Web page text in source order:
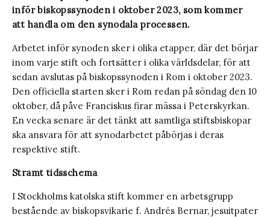
inför biskopssynoden i oktober 2023, som kommer
att handla om den synodala processen.
Arbetet inför synoden sker i olika etapper, där det börjar
inom varje stift och fortsätter i olika världsdelar, för att
sedan avslutas på biskopssynoden i Rom i oktober 2023.
Den officiella starten sker i Rom redan på söndag den 10
oktober, då påve Franciskus firar mässa i Peterskyrkan.
En vecka senare är det tänkt att samtliga stiftsbiskopar
ska ansvara för att synodarbetet påbörjas i deras
respektive stift.
Stramt tidsschema
I Stockholms katolska stift kommer en arbetsgrupp
bestående av biskopsvikarie f. Andrés Bernar, jesuitpater